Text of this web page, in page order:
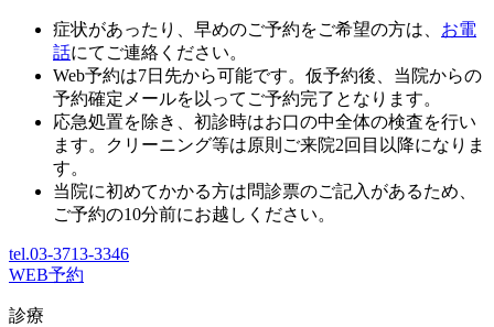
症状があったり、早めのご予約をご希望の方は、 お電
話にてご連絡ください。
Web予約は7日先から可能です。仮予約後、当院からの
予約確定メールを以ってご予約完了となります。
応急処置を除き、初診時はお口の中全体の検査を行い
ます。クリーニング等は原則ご来院2回目以降になりま
す。
当院に初めてかかる方は問診票のご記入があるため、
ご予約の10分前にお越しください。
tel.03-3713-3346
WEB予約
診療